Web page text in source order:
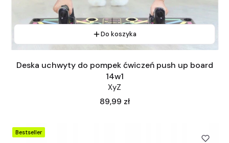
Do koszyka
Deska uchwyty do pompek ćwiczeń push up board
14w1
XyZ
Cena
89,99 zł
Bestseller